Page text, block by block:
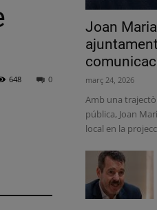
0
648
Joan
març 24, 2026
Amb una
pública, Joan
local en la